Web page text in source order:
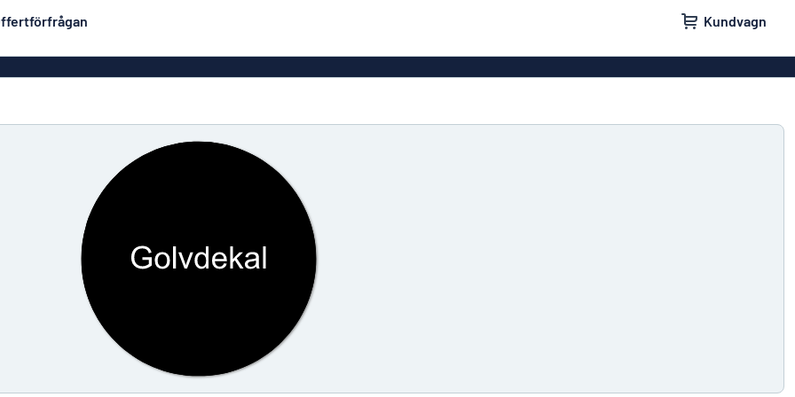
Kundvagn
Rollups
Rostfria skyltar
Solid PET
Taktila skyltar
Träskyltar
Vinyltexter
Konturskurna skyltar
Aluminiumskyltar i
Brevlådeskyltar Namnskyltar